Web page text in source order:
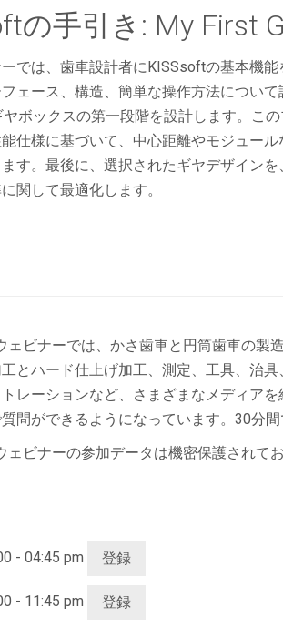
の手引き: My First
では、歯車設計者にKISSsoftの基本機能
ェース、構造、簡単な操作方法について
ボックスの第一段階を設計します。この
仕様に基づいて、中心距離やモジュー
す。最後に、選択されたギヤデザインを
関して最適化します。
ェビナーでは、かさ歯車と円筒歯車の
とハード仕上げ加工、測定、工具、治
レーションなど、さまざまなメディア
問ができるようになっています。30分
ェビナーの参加データは機密保護されて
- 04:45 pm 登録
- 11:45 pm 登録